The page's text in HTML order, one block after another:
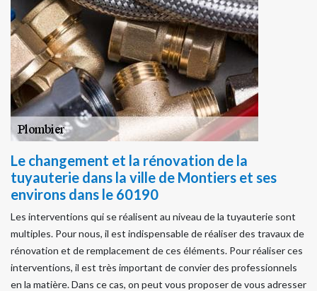
Le changement et la rénovation de la
tuyauterie dans la ville de Montiers et ses
environs dans le 60190
Les interventions qui se réalisent au niveau de la tuyauterie sont
multiples. Pour nous, il est indispensable de réaliser des travaux de
rénovation et de remplacement de ces éléments. Pour réaliser ces
interventions, il est très important de convier des professionnels
en la matière. Dans ce cas, on peut vous proposer de vous adresser